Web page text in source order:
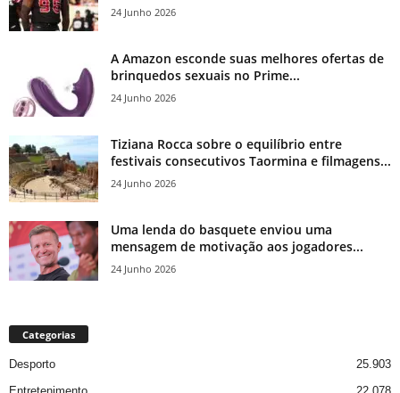
24 Junho 2026
A Amazon esconde suas melhores ofertas de
brinquedos sexuais no Prime...
24 Junho 2026
Tiziana Rocca sobre o equilíbrio entre
festivais consecutivos Taormina e filmagens...
24 Junho 2026
Uma lenda do basquete enviou uma
mensagem de motivação aos jogadores...
24 Junho 2026
Categorias
Desporto
25.903